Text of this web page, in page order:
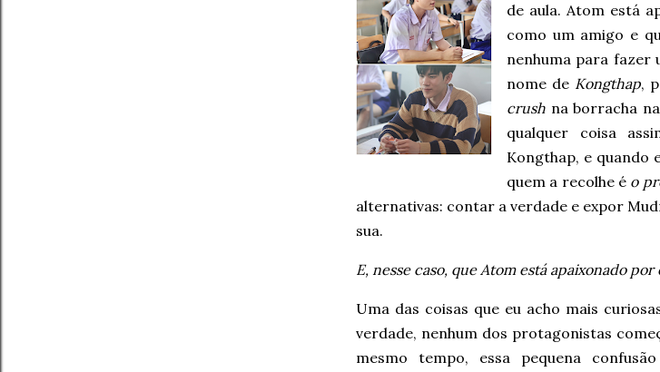
de aula. Atom está
como um amigo e
nenhuma para fazer
nome de Kongthap,
crush na borracha
qualquer coisa
Kongthap, e quando
quem a recolhe é o
alternativas: contar a verdade e expor
sua.
E, nesse caso, que Atom está apaixonado por
Uma das coisas que eu acho mais
verdade, nenhum dos protagonistas
mesmo tempo, essa pequena